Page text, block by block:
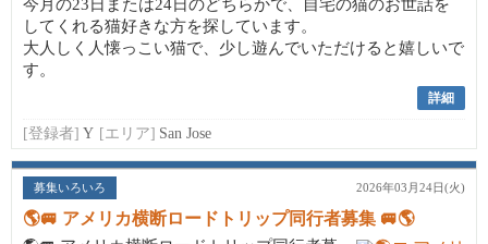
今月の23日または24日のどちらかで、自宅の猫のお世話を
してくれる猫好きな方を探しています。
大人しく人懐っこい猫で、少し遊んでいただけると嬉しいで
す。
詳細
[登録者] Y [エリア] San Jose
募集いろいろ 2026年03月24日(火)
🌎🚐 アメリカ横断ロードトリップ同行者募集 🚐🌎